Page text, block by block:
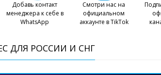
Добавь контакт
менеджера к себе в
WhatsApp
Смотри нас на
официальном
аккаунте в TikTok
ДЛЯ РОССИИ И СНГ